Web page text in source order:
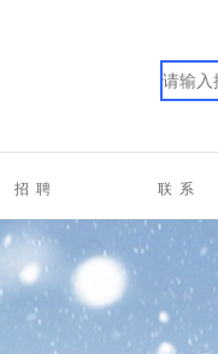
招 聘 联 系